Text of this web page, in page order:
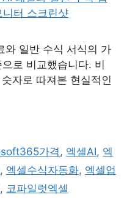
와 일반 수식 서식의 가
로 비교했습니다. 비
자로 따져본 현실적인
가격, 엑셀AI, 엑
, 엑셀수식자동화, 엑셀업
, 코파일럿엑셀